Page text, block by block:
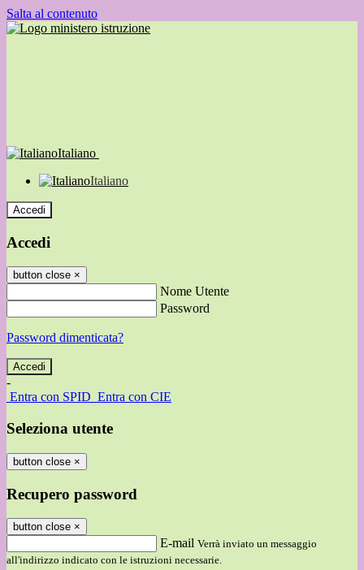
Salta al contenuto
Italiano
Italiano
Accedi
Accedi
button close ×
Nome Utente
Password
Password dimenticata?
-
Entra con SPID Entra con CIE
Seleziona utente
button close ×
Recupero password
button close ×
E-mail Verrà inviato un messaggio
all'indirizzo indicato con le istruzioni necessarie.